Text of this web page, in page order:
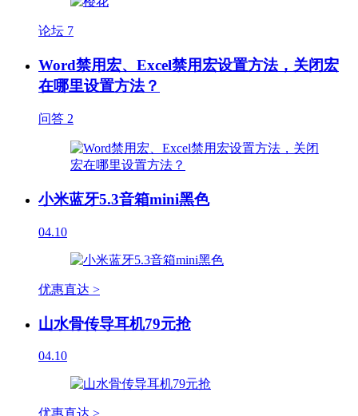
论坛 7
Word禁用宏、Excel禁用宏设置方法，关闭宏
在哪里设置方法？
问答 2
小米蓝牙5.3音箱mini黑色
04.10
优惠直达 >
山水骨传导耳机79元抢
04.10